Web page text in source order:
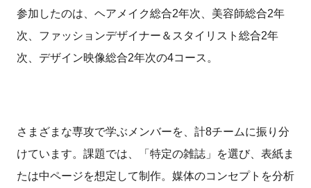
参加したのは、ヘアメイク総合2年次、美容師総合2年
次、ファッションデザイナー＆スタイリスト総合2年
次、デザイン映像総合2年次の4コース。
さまざまな専攻で学ぶメンバーを、計8チームに振り分
けています。課題では、「特定の雑誌」を選び、表紙ま
たは中ページを想定して制作。媒体のコンセプトを分析